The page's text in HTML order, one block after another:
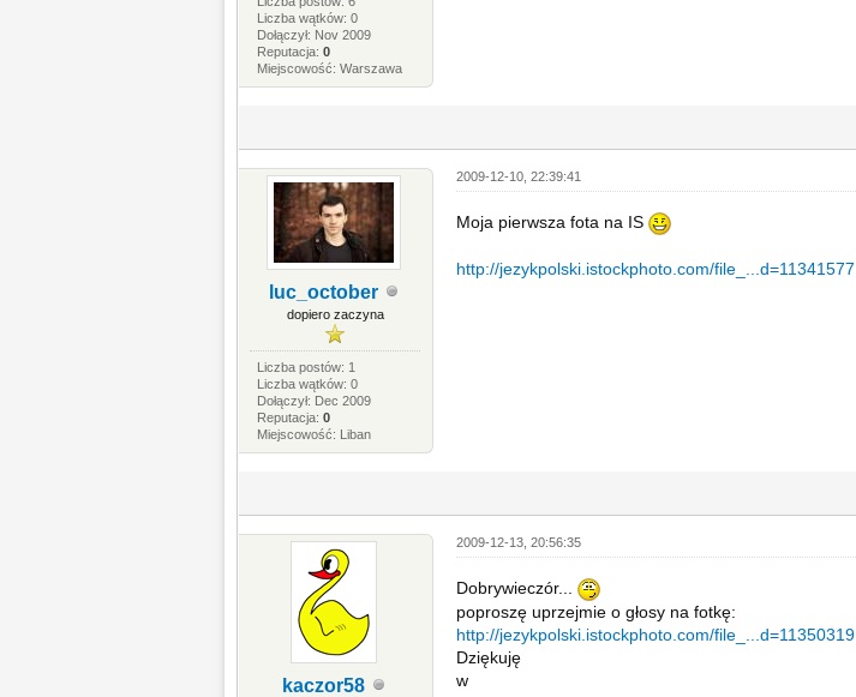
Liczba wątków: 0
Dołączył: Nov 2009
Reputacja:0
Miejscowość: Warszawa
luc_october
dopiero zaczyna
Liczba postów: 1
Liczba wątków: 0
Dołączył: Dec 2009
Reputacja:0
Miejscowość: Liban
2009-12-10, 22:39:41
Moja pierwsza fota na IS
http://jezykpolski.istockphoto.com/file_...d=11341577
kaczor58
2009-12-13, 20:56:35
Dobrywieczór...
poproszę uprzejmie o głosy na fotkę:
http://jezykpolski.istockphoto.com/file_...d=11350319
Dziękuję
w